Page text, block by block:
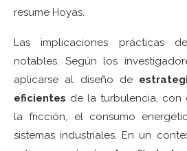
resume Hoyas.
Las implicaciones prácticas
notables. Según los
aplicarse al diseño de
eficientes de la turbulencia,
la fricción, el consumo
sistemas industriales. En un